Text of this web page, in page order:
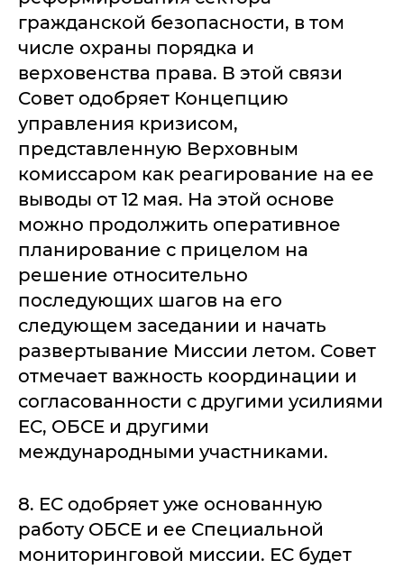
гражданской безопасности, в том
числе охраны порядка и
верховенства права. В этой связи
Совет одобряет Концепцию
управления кризисом,
представленную Верховным
комиссаром как реагирование на ее
выводы от 12 мая. На этой основе
можно продолжить оперативное
планирование с прицелом на
решение относительно
последующих шагов на его
следующем заседании и начать
развертывание Миссии летом. Совет
отмечает важность координации и
согласованности с другими усилиями
ЕС, ОБСЕ и другими
международными участниками.
8. ЕС одобряет уже основанную
работу ОБСЕ и ее Специальной
мониторинговой миссии. ЕС будет